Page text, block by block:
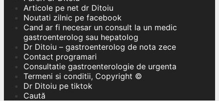
Articole pe net dr Ditoiu
Noutati zilnic pe facebook
Cand ar fi necesar un consult la un medic
gastroenterolog sau hepatolog
Dr Ditoiu – gastroenterolog de nota zece
Contact programari
Consultatie gastroenterologie de urgenta
Termeni si conditii, Copyright ©
Dr Ditoiu pe tiktok
Caută